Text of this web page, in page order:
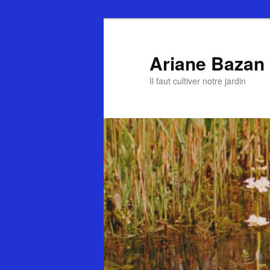
Ariane Bazan
Il faut cultiver notre jardin